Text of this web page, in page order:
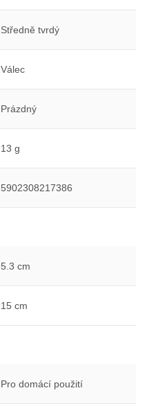
Středně tvrdý
Válec
Prázdný
13 g
5902308217386
5.3 cm
15 cm
Pro domácí použití